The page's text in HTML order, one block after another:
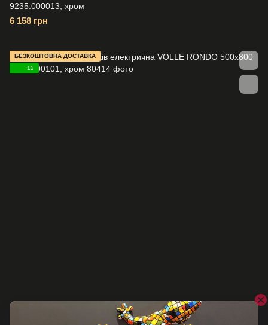
9235.000013, хром
6 158 грн
БЕЗКОШТОВНА ДОСТАВКА
12
VOLLE
Сушарка для рушників електрична VOLLE RONDO 500x800